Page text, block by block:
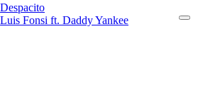
Despacito
Luis Fonsi ft. Daddy Yankee